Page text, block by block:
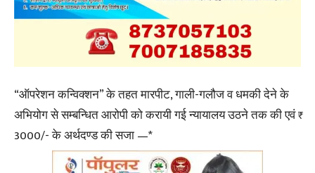
“ऑपरेशन कन्विक्शन” के तहत मारपीट, गाली-गलौज व धमकी देने के
अभियोग से सम्बन्धित आरोपी को करायी गई न्यायालय उठने तक की एवं ₹
3000/- के अर्थदण्ड की सजा —*